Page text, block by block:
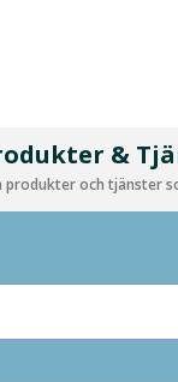
&
produkter och tjänster